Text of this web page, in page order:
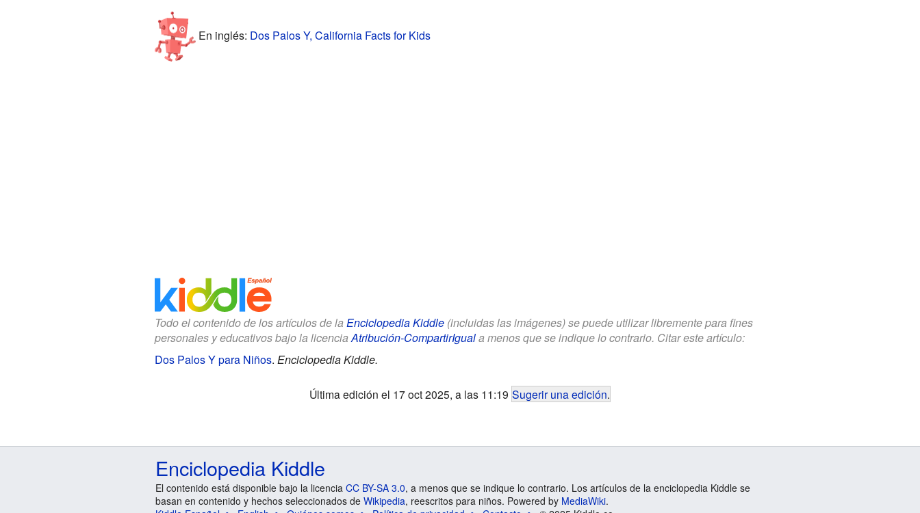
En inglés: Dos Palos Y, California Facts for Kids
Todo el contenido de los artículos de la Enciclopedia Kiddle(incluidas las imágenes) se puede utilizar libremente para fines
personales y educativos bajo la licenciaAtribución-CompartirIguala menos que se indique lo contrario. Citar este artículo:
Dos Palos Y para Niños. Enciclopedia Kiddle.
Última edición el 17 oct 2025, a las 11:19 Sugerir una edición.
Enciclopedia Kiddle
El contenido está disponible bajo la licencia CC BY-SA 3.0, a menos que se indique lo contrario. Los artículos de la enciclopedia Kiddle se
basan en contenido y hechos seleccionados de Wikipedia, reescritos para niños. Powered by MediaWiki.